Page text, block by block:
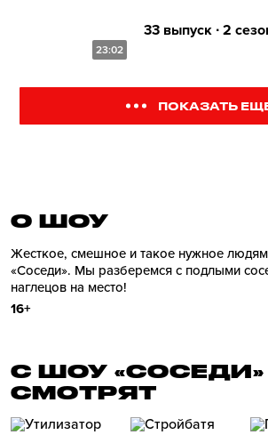
23:02
33 выпуск ∙ 2
ПОКАЗАТЬ
О ШОУ
Жесткое, смешное и такое нужное
«Соседи». Мы разберемся с подлыми
наглецов на место!
16+
С ШОУ «СОСЕДИ»
СМОТРЯТ